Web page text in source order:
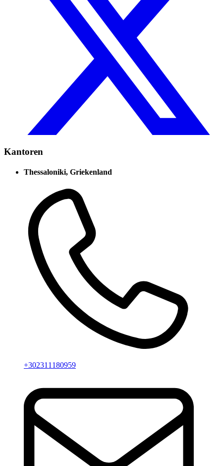
Kantoren
Thessaloniki, Griekenland
+302311180959